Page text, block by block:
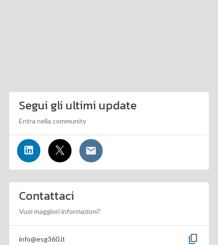
Segui gli ultimi update
Entra nella community
Contattaci
Vuoi maggiori informazioni?
info@esg360.it content_copy